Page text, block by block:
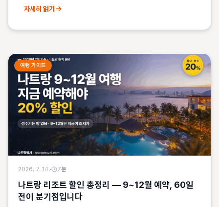
자세히 읽기
여행 가이드
2026. 7. 14.· 7분
나트랑 리조트 할인 총정리 — 9~12월 예약, 60일
전이 분기점입니다